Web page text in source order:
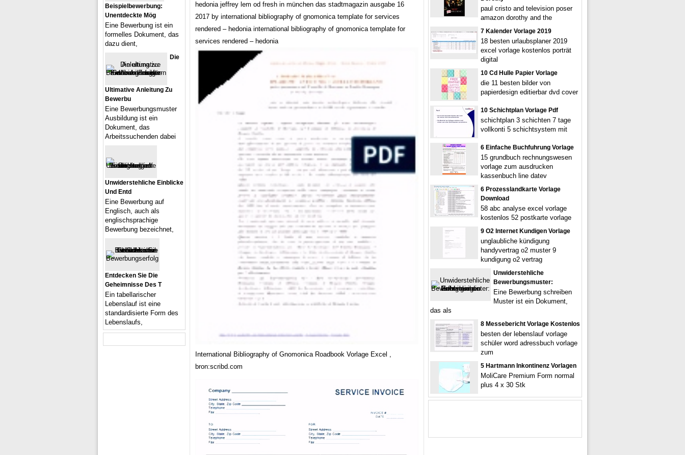
hedonia jeffrey lem od fresh in münchen das stadtmagazin ausgabe 16
2017 by international bibliography of gnomonica template for services
rendered – hedonia international bibliography of gnomonica template for
services rendered – hedonia
International Bibliography of Gnomonica Roadbook Vorlage Excel ,
bron:scribd.com
Beispielbewerbung:
Unentdeckte Mög
Eine Bewerbung ist ein
formelles Dokument, das
dazu dient,
Die
Ultimative Anleitung Zu
Bewerbu
Eine Bewerbungsmuster
Ausbildung ist ein
Dokument, das
Arbeitssuchenden dabei
Unwiderstehliche Einblicke
Und Entd
Eine Bewerbung auf
Englisch, auch als
englischsprachige
Bewerbung bezeichnet,
Entdecken Sie Die
Geheimnisse Des T
Ein tabellarischer
Lebenslauf ist eine
standardisierte Form des
Lebenslaufs,
paul cristo and television poser
amazon dorothy and the
7 Kalender Vorlage 2019
18 besten urlaubsplaner 2019
excel vorlage kostenlos porträt
digital
10 Cd Hulle Papier Vorlage
die 11 besten bilder von
papierdesign editierbar dvd cover
10 Schichtplan Vorlage Pdf
schichtplan 3 schichten 7 tage
vollkonti 5 schichtsystem mit
6 Einfache Buchfuhrung Vorlage
15 grundbuch rechnungswesen
vorlage zum ausdrucken
kassenbuch line datev
6 Prozesslandkarte Vorlage
Download
58 abc analyse excel vorlage
kostenlos 52 postkarte vorlage
9 O2 Internet Kundigen Vorlage
unglaubliche kündigung
handyvertrag o2 muster 9
kundigung o2 vertrag
Unwiderstehliche
Bewerbungsmuster:
Eine Bewerbung schreiben
Muster ist ein Dokument,
das als
8 Messebericht Vorlage Kostenlos
besten der lebenslauf vorlage
schüler word adressbuch vorlage
zum
5 Hartmann Inkontinenz Vorlagen
MoliCare Premium Form normal
plus 4 x 30 Stk